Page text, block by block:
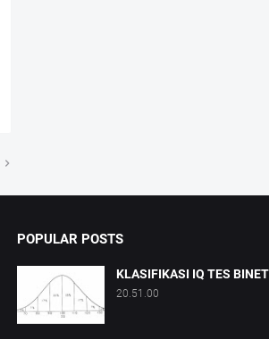
POPULAR POSTS
KLASIFIKASI IQ TES BINET
20.51.00